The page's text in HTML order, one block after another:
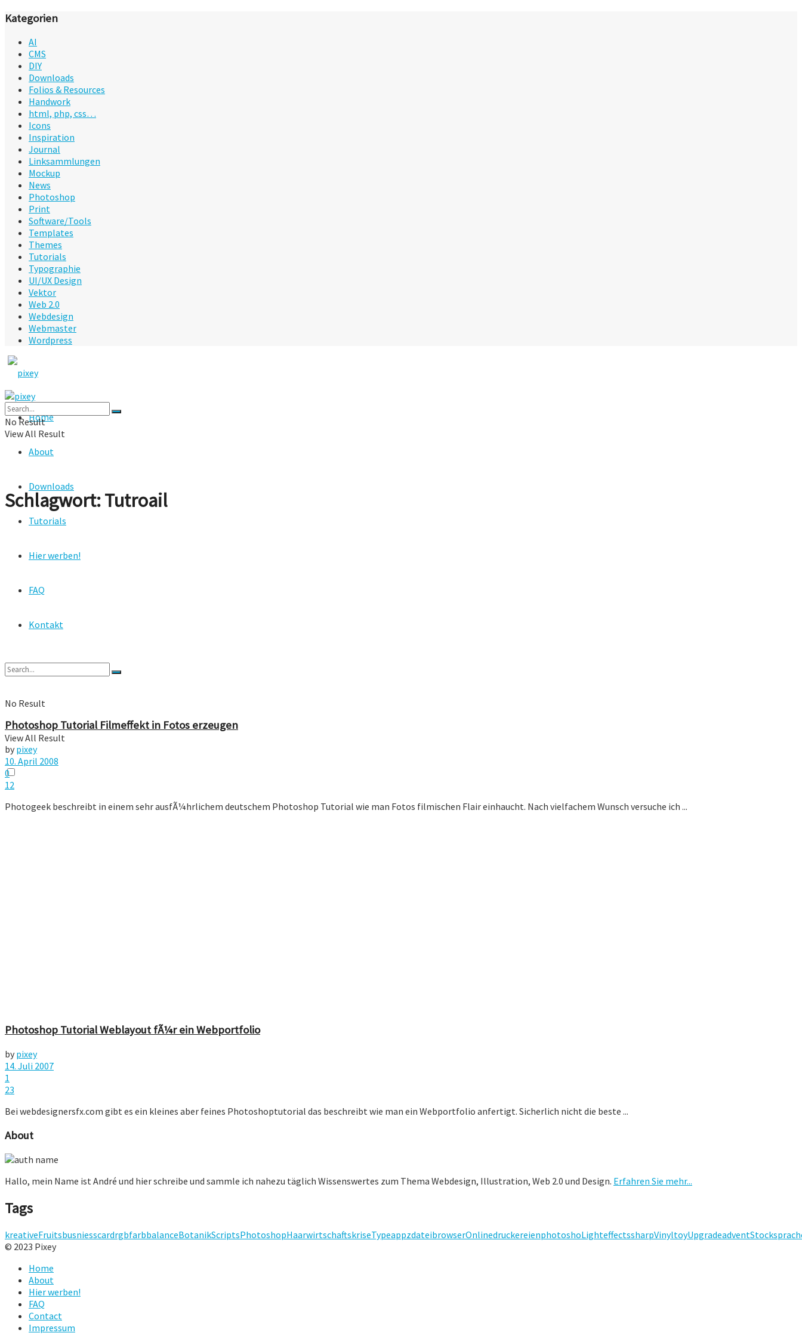
Kategorien
AI
CMS
DIY
Downloads
Folios & Resources
Handwork
html, php, css…
Icons
Inspiration
Journal
Linksammlungen
Mockup
News
Photoshop
Print
Software/Tools
Templates
Themes
Tutorials
Typographie
UI/UX Design
Vektor
Web 2.0
Webdesign
Webmaster
Wordpress
Home
About
Downloads
Tutorials
Hier werben!
FAQ
Kontakt
No Result
View All Result
No Result
View All Result
Schlagwort:Tutroail
Photoshop Tutorial Filmeffekt in Fotos erzeugen
by pixey
10. April 2008
0
12
Photogeek beschreibt in einem sehr ausfÃ¼hrlichem deutschem Photoshop Tutorial wie man Fotos filmischen Flair einhaucht. Nach vielfachem Wunsch versuche ich ...
Photoshop Tutorial Weblayout fÃ¼r ein Webportfolio
by pixey
14. Juli 2007
1
23
Bei webdesignersfx.com gibt es ein kleines aber feines Photoshoptutorial das beschreibt wie man ein Webportfolio anfertigt. Sicherlich nicht die beste ...
About
Hallo, mein Name ist André und hier schreibe und sammle ich nahezu täglich Wissenswertes zum Thema Webdesign, Illustration, Web 2.0 und Design. Erfahren Sie mehr...
Tags
kreativeFruitsbusniesscardrgbfarbbalanceBotanikScriptsPhotoshopHaarwirtschaftskriseTypeappzdateibrowserOnlinedruckereienphotoshoLighteffectssharpVinyltoyUpgradeadventStock
© 2023 Pixey
Home
About
Hier werben!
FAQ
Contact
Impressum